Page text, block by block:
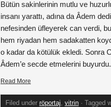
Bütün sakinlerinin mutlu ve
insanı yarattı, adına da Âdem
nefesinden üfleyerek can verdi,
hem riyadan hem sadakatten
o kadar da kötülük ekledi. Sonra
Âdem’e secde etmelerini
Read More
Filed under röportaj, vitrin · Tagged